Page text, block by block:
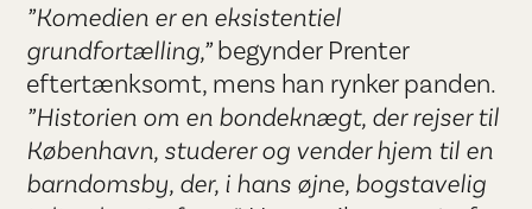
”Komedien er en eksistentiel
grundfortælling,”begynder Prenter
eftertænksomt, mens han rynker panden.
”Historien om en bondeknægt, der rejser til
København, studerer og vender hjem til en
barndomsby, der, i hans øjne, bogstavelig